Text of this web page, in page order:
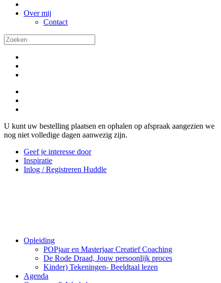
Over mij
Contact
U kunt uw bestelling plaatsen en ophalen op afspraak aangezien we
nog niet volledige dagen aanwezig zijn.
Geef je interesse door
Inspiratie
Inlog / Registreren Huddle
Opleiding
POPjaar en Masterjaar Creatief Coaching
De Rode Draad, Jouw persoonlijk proces
Kinder) Tekeningen- Beeldtaal lezen
Agenda